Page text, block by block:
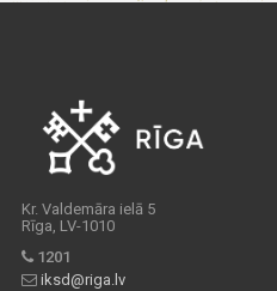
Kr. Valdemāra ielā 5
Rīga, LV-1010
1201
iksd@riga.lv